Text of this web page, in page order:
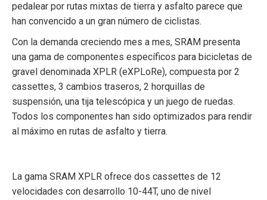
pedalear por rutas mixtas de tierra y asfalto parece que
han convencido a un gran número de ciclistas.
Con la demanda creciendo mes a mes, SRAM presenta
una gama de componentes específicos para bicicletas de
gravel denominada XPLR (eXPLoRe), compuesta por 2
cassettes, 3 cambios traseros, 2 horquillas de
suspensión, una tija telescópica y un juego de ruedas.
Todos los componentes han sido optimizados para rendir
al máximo en rutas de asfalto y tierra.
La gama SRAM XPLR ofrece dos cassettes de 12
velocidades con desarrollo 10-44T, uno de nivel